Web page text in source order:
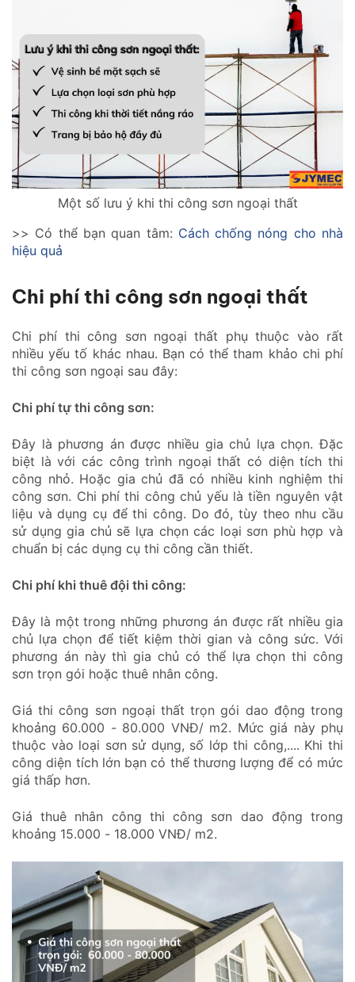
Một số lưu ý khi thi công sơn ngoại thất
>> Có thể bạn quan tâm: Cách chống nóng cho nhà
hiệu quả
Chi phí thi công sơn ngoại thất
Chi phí thi công sơn ngoại thất phụ thuộc vào rất
nhiều yếu tố khác nhau. Bạn có thể tham khảo chi phí
thi công sơn ngoại sau đây:
Chi phí tự thi công sơn:
Đây là phương án được nhiều gia chủ lựa chọn. Đặc
biệt là với các công trình ngoại thất có diện tích thi
công nhỏ. Hoặc gia chủ đã có nhiều kinh nghiệm thi
công sơn. Chi phí thi công chủ yếu là tiền nguyên vật
liệu và dụng cụ để thi công. Do đó, tùy theo nhu cầu
sử dụng gia chủ sẽ lựa chọn các loại sơn phù hợp và
chuẩn bị các dụng cụ thi công cần thiết.
Chi phí khi thuê đội thi công:
Đây là một trong những phương án được rất nhiều gia
chủ lựa chọn để tiết kiệm thời gian và công sức. Với
phương án này thì gia chủ có thể lựa chọn thi công
sơn trọn gói hoặc thuê nhân công.
Giá thi công sơn ngoại thất trọn gói dao động trong
khoảng 60.000 - 80.000 VNĐ/ m2. Mức giá này phụ
thuộc vào loại sơn sử dụng, số lớp thi công,.... Khi thi
công diện tích lớn bạn có thể thương lượng để có mức
giá thấp hơn.
Giá thuê nhân công thi công sơn dao động trong
khoảng 15.000 - 18.000 VNĐ/ m2.